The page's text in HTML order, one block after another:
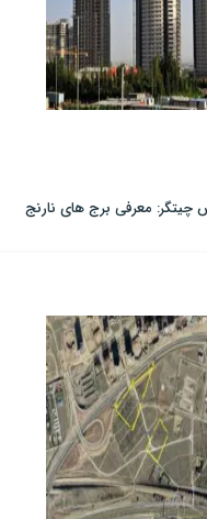
چیتگر: معرفی برج های نارنج